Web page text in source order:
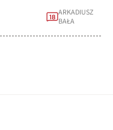
18 ARKADIUSZ
BAŁA